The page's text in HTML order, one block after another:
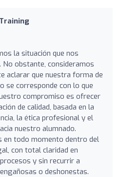
la situación que nos
No obstante, consideramos
aclarar que nuestra forma de
se corresponde con lo que
compromiso es ofrecer
de calidad, basada en la
la ética profesional y el
nuestro alumnado.
en todo momento dentro del
con total claridad en
y sin recurrir a
o deshonestas.